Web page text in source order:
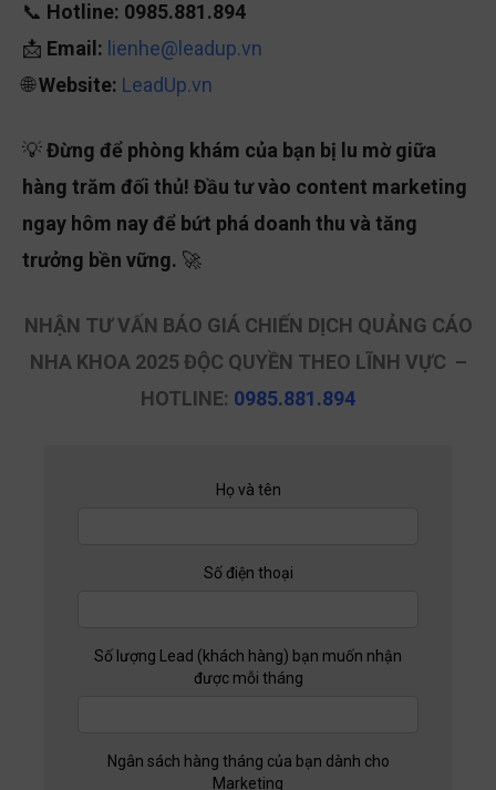
📞 Hotline: 0985.881.894
📩 Email: lienhe@leadup.vn
🌐Website: LeadUp.vn
💡Đừng để phòng khám của bạn bị lu mờ giữa
hàng trăm đối thủ! Đầu tư vào content marketing
ngay hôm nay để bứt phá doanh thu và tăng
trưởng bền vững. 🚀
NHẬN TƯ VẤN BÁO GIÁ CHIẾN DỊCH QUẢNG CÁO
NHA KHOA 2025 ĐỘC QUYỀN THEO LĨNH VỰC –
HOTLINE: 0985.881.894
Họ và tên
Số lượng Lead (khách hàng) bạn muốn nhận
được mỗi tháng
Ngân sách hàng tháng của bạn dành cho
Marketing
Số điện thoại